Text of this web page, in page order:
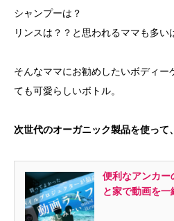
シャンプーは？
リンスは？？と思われるママも多い
そんなママにお勧めしたいボディー
ても可愛らしいボトル。
次世代のオーガニック製品を使って
便利なアンカー
と家で動画を一